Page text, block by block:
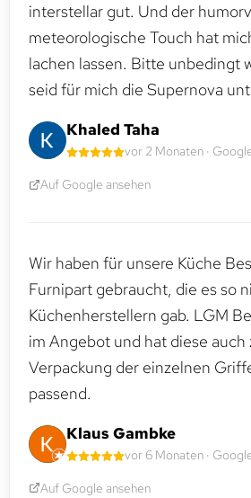
interstellar gut. Und der
meteorologische Touch hat
lachen lassen. Bitte unbedingt
seid für mich die Supernova
Khaled Taha
vor 2 Monaten ·
Auf Google ansehen
Wir haben für unsere Küche
Furnipart gebraucht, die es so
Küchenherstellern gab. LGM
im Angebot und hat diese
Verpackung der einzelnen
passend.
Klaus Gambke
vor 6 Monaten ·
Auf Google ansehen